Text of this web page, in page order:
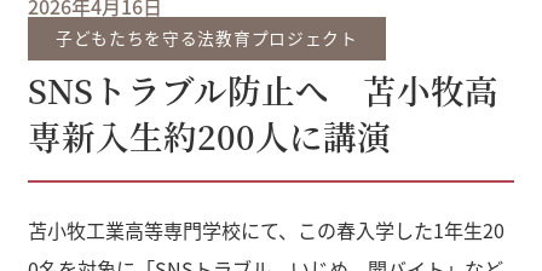
子どもたちを守る法教育プロジェクト
SNSトラブル防止へ 苫小牧高
専新入生約200人に講演
苫小牧工業高等専門学校にて、この春入学した1年生20